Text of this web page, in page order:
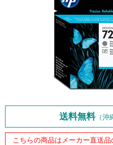
送料無料（沖
こちらの商品はメーカー直送